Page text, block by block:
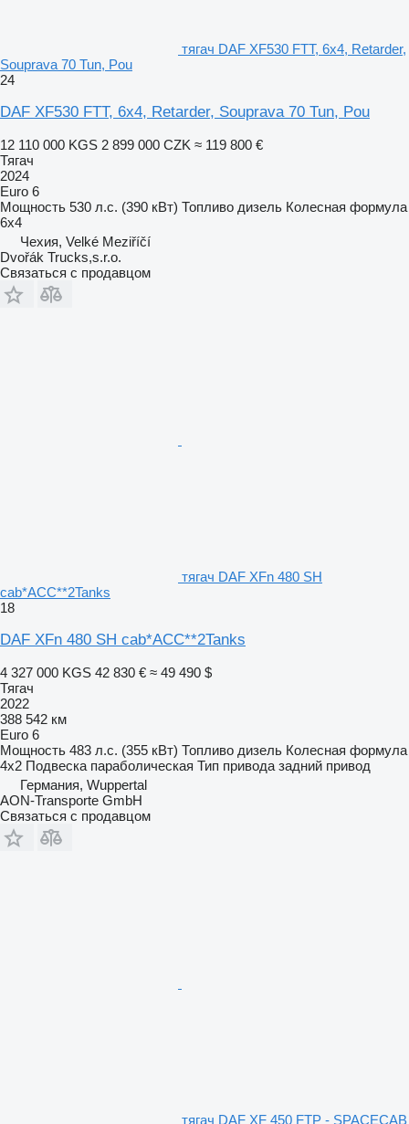
тягач DAF XF530 FTT, 6x4, Retarder,
Souprava 70 Tun, Pou
24
DAF XF530 FTT, 6x4, Retarder, Souprava 70 Tun, Pou
12 110 000 KGS 2 899 000 CZK ≈ 119 800 €
Тягач
2024
Euro 6
Мощность 530 л.с. (390 кВт) Топливо дизель Колесная формула
6x4
Чехия, Velké Meziříčí
Dvořák Trucks,s.r.o.
Связаться с продавцом
тягач DAF XFn 480 SH
cab*ACC**2Tanks
18
DAF XFn 480 SH cab*ACC**2Tanks
4 327 000 KGS 42 830 € ≈ 49 490 $
Тягач
2022
388 542 км
Euro 6
Мощность 483 л.с. (355 кВт) Топливо дизель Колесная формула
4x2 Подвеска параболическая Тип привода задний привод
Германия, Wuppertal
AON-Transporte GmbH
Связаться с продавцом
тягач DAF XF 450 FTP - SPACECAB